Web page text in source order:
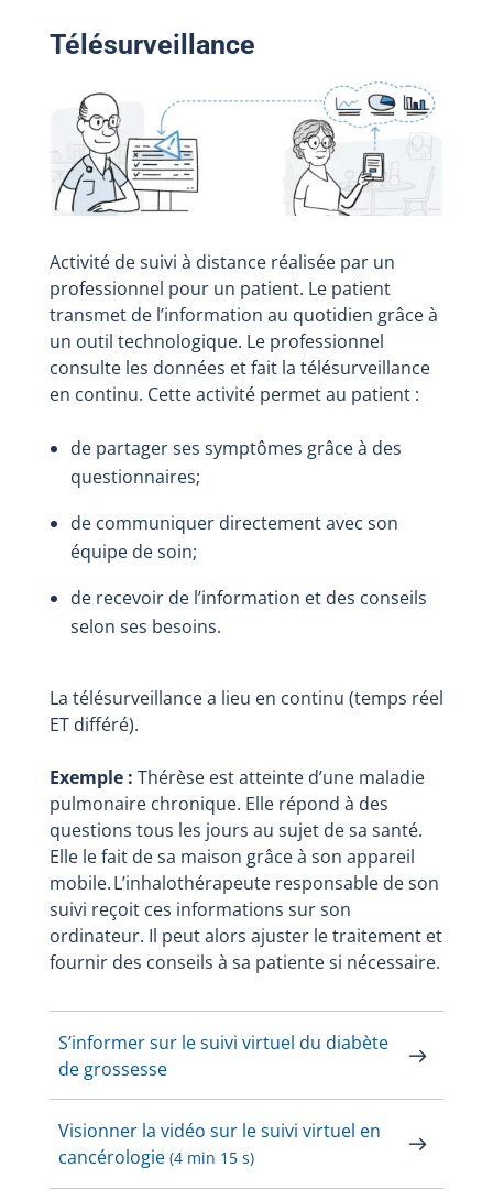
Télésurveillance
Activité de suivi à distance réalisée par un
professionnel pour un patient. Le patient
transmet de l’information au quotidien grâce à
un outil technologique. Le professionnel
consulte les données et fait la télésurveillance
en continu. Cette activité permet au patient :
de partager ses symptômes grâce à des
questionnaires;
de communiquer directement avec son
équipe de soin;
de recevoir de l’information et des conseils
selon ses besoins.
La télésurveillance a lieu en continu (temps réel
ET différé).
Exemple : Thérèse est atteinte d’une maladie
pulmonaire chronique. Elle répond à des
questions tous les jours au sujet de sa santé.
Elle le fait de sa maison grâce à son appareil
mobile. L’inhalothérapeute responsable de son
suivi reçoit ces informations sur son
ordinateur. Il peut alors ajuster le traitement et
fournir des conseils à sa patiente si nécessaire.
S’informer sur le suivi virtuel du diabète
de grossesse
Visionner la vidéo sur le suivi virtuel en
cancérologie (4 min 15 s)